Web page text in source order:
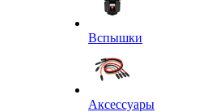
Вспышки
Аксессуары